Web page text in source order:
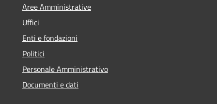
Aree Amministrative
Uffici
Enti e fondazioni
Politici
Personale Amministrativo
Documenti e dati